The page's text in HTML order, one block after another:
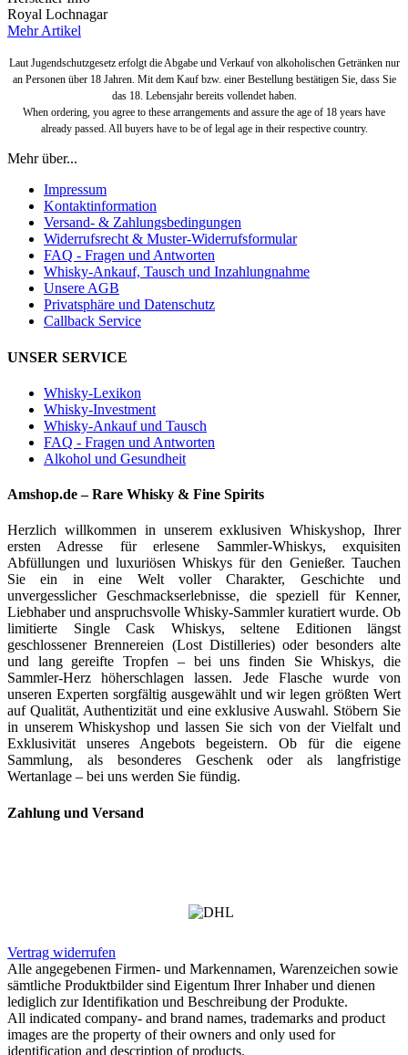
Royal Lochnagar
Mehr Artikel
Laut Jugendschutzgesetz erfolgt die Abgabe und Verkauf von alkoholischen Getränken nur
an Personen über 18 Jahren. Mit dem Kauf bzw. einer Bestellung bestätigen Sie, dass Sie
das 18. Lebensjahr bereits vollendet haben.
When ordering, you agree to these arrangements and assure the age of 18 years have
already passed. All buyers have to be of legal age in their respective country.
Mehr über...
Impressum
Kontaktinformation
Versand- & Zahlungsbedingungen
Widerrufsrecht & Muster-Widerrufsformular
FAQ - Fragen und Antworten
Whisky-Ankauf, Tausch und Inzahlungnahme
Unsere AGB
Privatsphäre und Datenschutz
Callback Service
UNSER SERVICE
Whisky-Lexikon
Whisky-Investment
Whisky-Ankauf und Tausch
FAQ - Fragen und Antworten
Alkohol und Gesundheit
Amshop.de – Rare Whisky & Fine Spirits
Herzlich willkommen in unserem exklusiven Whiskyshop, Ihrer
ersten Adresse für erlesene Sammler-Whiskys, exquisiten
Abfüllungen und luxuriösen Whiskys für den Genießer. Tauchen
Sie ein in eine Welt voller Charakter, Geschichte und
unvergesslicher Geschmackserlebnisse, die speziell für Kenner,
Liebhaber und anspruchsvolle Whisky-Sammler kuratiert wurde. Ob
limitierte Single Cask Whiskys, seltene Editionen längst
geschlossener Brennereien (Lost Distilleries) oder besonders alte
und lang gereifte Tropfen – bei uns finden Sie Whiskys, die
Sammler-Herz höherschlagen lassen. Jede Flasche wurde von
unseren Experten sorgfältig ausgewählt und wir legen größten Wert
auf Qualität, Authentizität und eine exklusive Auswahl. Stöbern Sie
in unserem Whiskyshop und lassen Sie sich von der Vielfalt und
Exklusivität unseres Angebots begeistern. Ob für die eigene
Sammlung, als besonderes Geschenk oder als langfristige
Wertanlage – bei uns werden Sie fündig.
Zahlung und Versand
Vertrag widerrufen
Alle angegebenen Firmen- und Markennamen, Warenzeichen sowie
sämtliche Produktbilder sind Eigentum Ihrer Inhaber und dienen
lediglich zur Identifikation und Beschreibung der Produkte.
All indicated company- and brand names, trademarks and product
images are the property of their owners and only used for
identification and description of products.